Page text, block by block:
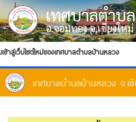
เทศบาลตำบ
อ.จอมทอง จ.เชียงใหม่
าสู่เว็บไซต์ใหม่ของเทศบาลตำบลบ้านหลวง